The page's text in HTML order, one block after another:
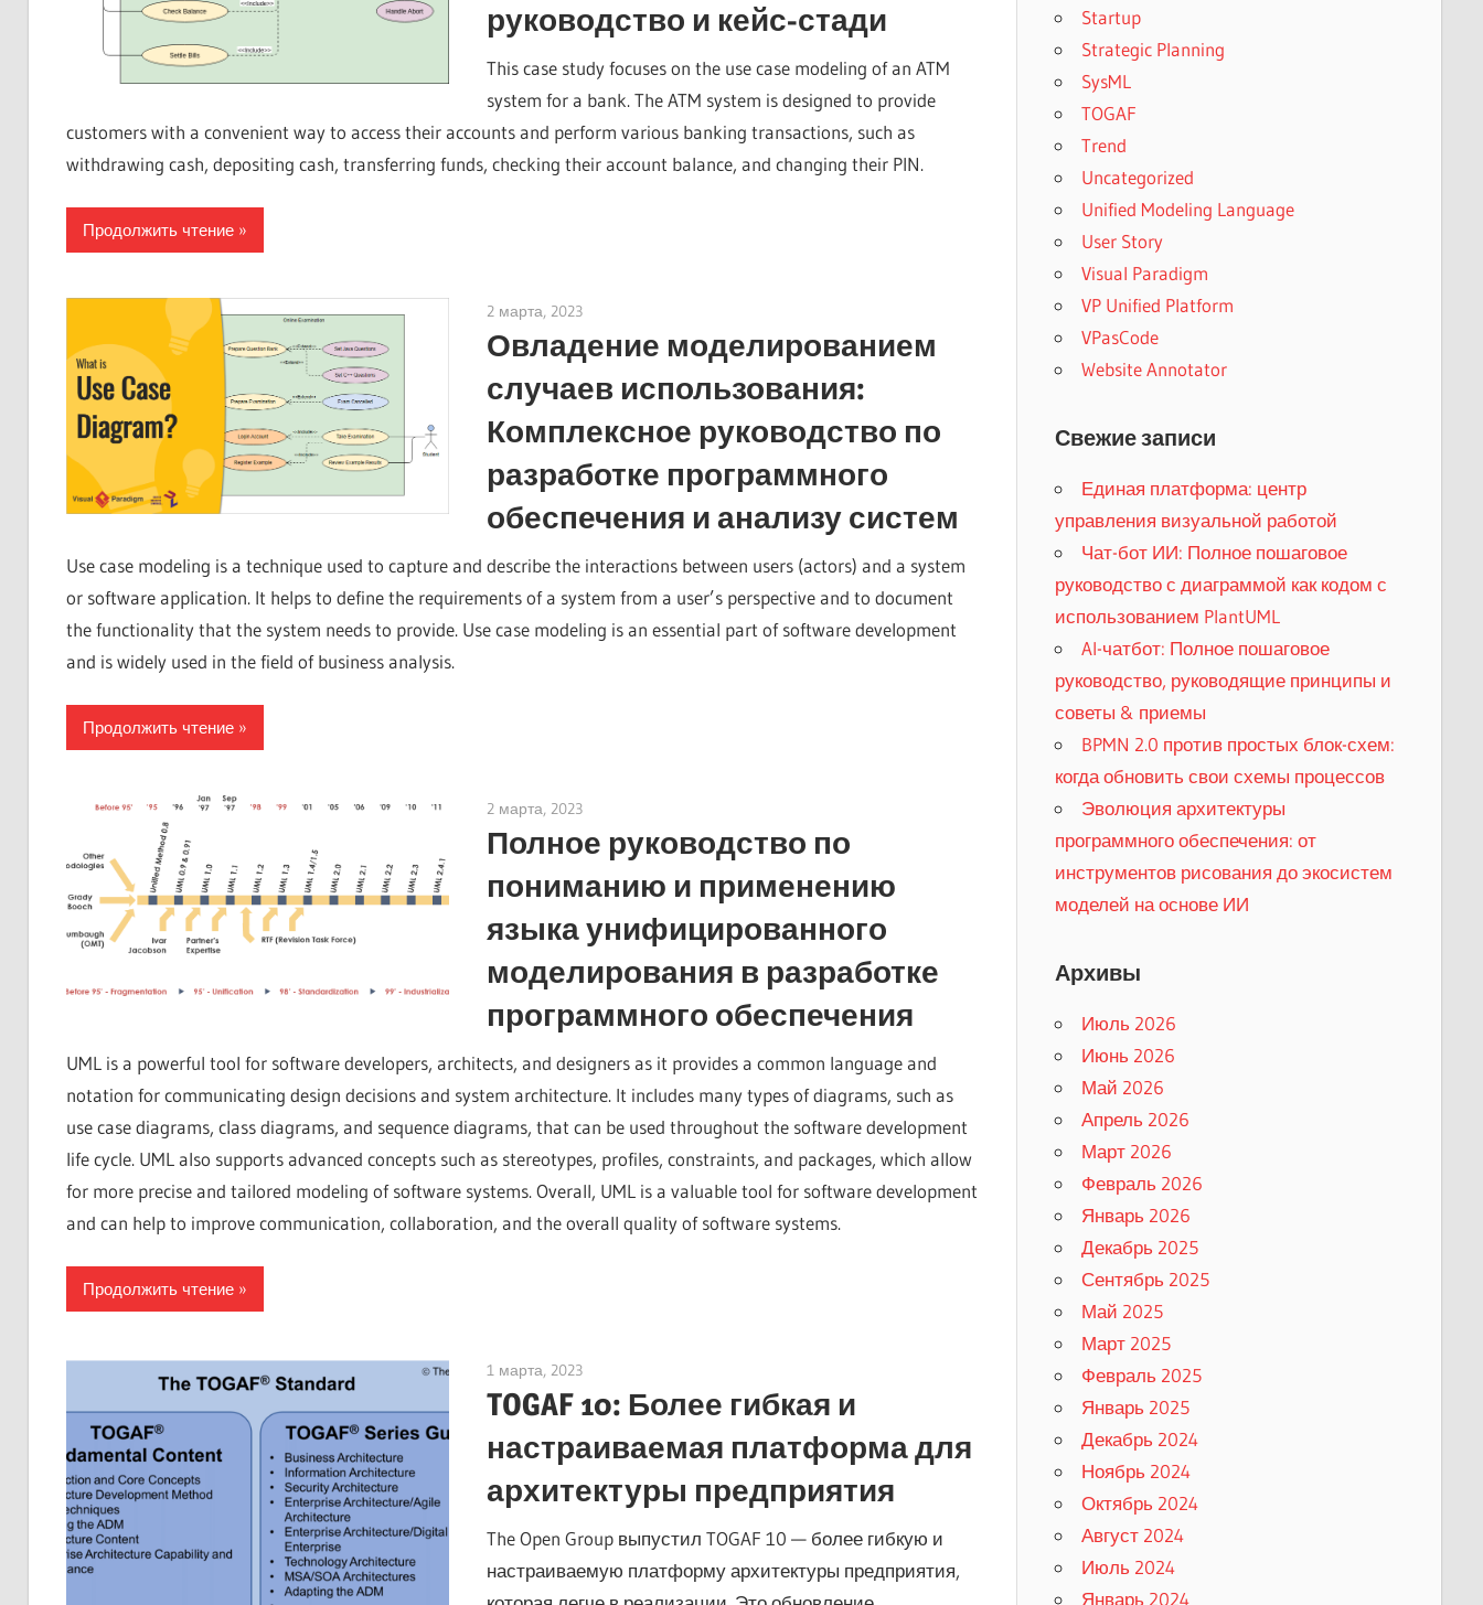
руководство и кейс-стади
This case study focuses on the use case modeling of an ATM
system for a bank. The ATM system is designed to provide
customers with a convenient way to access their accounts and perform various banking transactions, such as
withdrawing cash, depositing cash, transferring funds, checking their account balance, and changing their PIN.
Продолжить чтение
2 марта, 2023
Овладение моделированием
случаев использования:
Комплексное руководство по
разработке программного
обеспечения и анализу систем
Use case modeling is a technique used to capture and describe the interactions between users (actors) and a system
or software application. It helps to define the requirements of a system from a user’s perspective and to document
the functionality that the system needs to provide. Use case modeling is an essential part of software development
and is widely used in the field of business analysis.
Продолжить чтение
2 марта, 2023
Полное руководство по
пониманию и применению
языка унифицированного
моделирования в разработке
программного обеспечения
UML is a powerful tool for software developers, architects, and designers as it provides a common language and
notation for communicating design decisions and system architecture. It includes many types of diagrams, such as
use case diagrams, class diagrams, and sequence diagrams, that can be used throughout the software development
life cycle. UML also supports advanced concepts such as stereotypes, profiles, constraints, and packages, which allow
for more precise and tailored modeling of software systems. Overall, UML is a valuable tool for software development
and can help to improve communication, collaboration, and the overall quality of software systems.
Продолжить чтение
1 марта, 2023
TOGAF 10: Более гибкая и
настраиваемая платформа для
архитектуры предприятия
The Open Group выпустил TOGAF 10 — более гибкую и
настраиваемую платформу архитектуры предприятия,
Startup
Strategic Planning
SysML
TOGAF
Trend
Uncategorized
Unified Modeling Language
User Story
Visual Paradigm
VP Unified Platform
VPasCode
Website Annotator
Свежие записи
Единая платформа: центр
управления визуальной работой
Чат-бот ИИ: Полное пошаговое
руководство с диаграммой как кодом с
использованием PlantUML
AI-чатбот: Полное пошаговое
руководство, руководящие принципы и
советы & приемы
BPMN 2.0 против простых блок-схем:
когда обновить свои схемы процессов
Эволюция архитектуры
программного обеспечения: от
инструментов рисования до экосистем
моделей на основе ИИ
Архивы
Июль 2026
Июнь 2026
Май 2026
Апрель 2026
Март 2026
Февраль 2026
Январь 2026
Декабрь 2025
Сентябрь 2025
Май 2025
Март 2025
Февраль 2025
Январь 2025
Декабрь 2024
Ноябрь 2024
Октябрь 2024
Август 2024
Июль 2024
Январь 2024